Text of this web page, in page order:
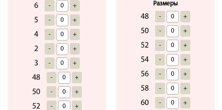
6 - +
5 - +
4 - +
2 - +
3 - +
48 - +
50 - +
52 - +
Размеры
48 - +
50 - +
52 - +
54 - +
56 - +
58 - +
60 - +